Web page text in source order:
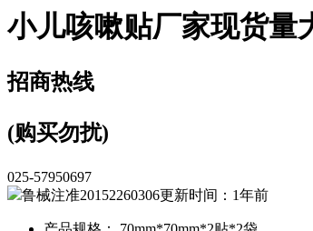
小儿咳嗽贴厂家现货量
招商热线
(购买勿扰)
025-57950697
鲁械注准20152260306更新时间：1年前